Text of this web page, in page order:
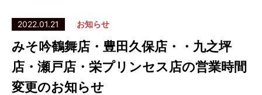
2022.01.21 お知らせ
みそ吟鶴舞店・豊田久保店・・九之坪
店・瀬戸店・栄プリンセス店の営業時間
変更のお知らせ